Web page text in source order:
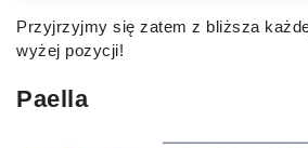
Przyjrzyjmy się zatem z bliższa
wyżej pozycji!
Paella